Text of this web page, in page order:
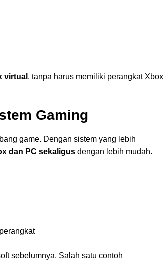
virtual , tanpa harus memiliki perangkat Xbox
Gaming
game. Dengan sistem yang lebih
dan PC sekaligus dengan lebih mudah.
sebelumnya. Salah satu contoh